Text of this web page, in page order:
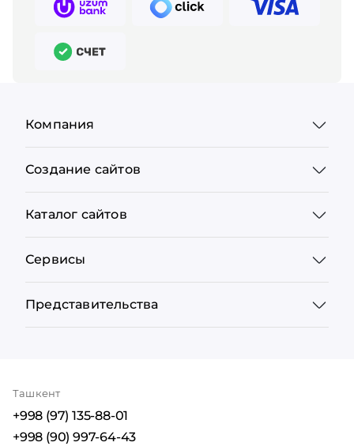
Компания
Создание сайтов
Каталог сайтов
Сервисы
Представительства
Ташкент
+998 (97) 135-88-01
+998 (90) 997-64-43